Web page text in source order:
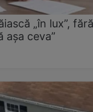
„în lux”, fără
așa ceva”